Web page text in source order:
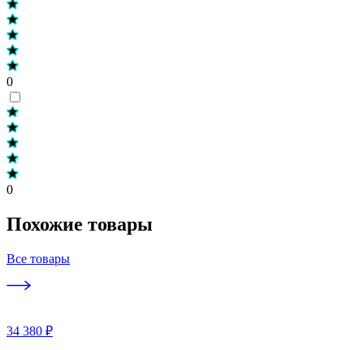
0
0
Похожие товары
Все товары
34 380 ₽